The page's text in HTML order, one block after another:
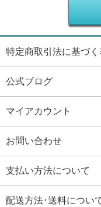
特定商取引法に基づく
公式ブログ
マイアカウント
お問い合わせ
支払い方法について
配送方法･送料につい